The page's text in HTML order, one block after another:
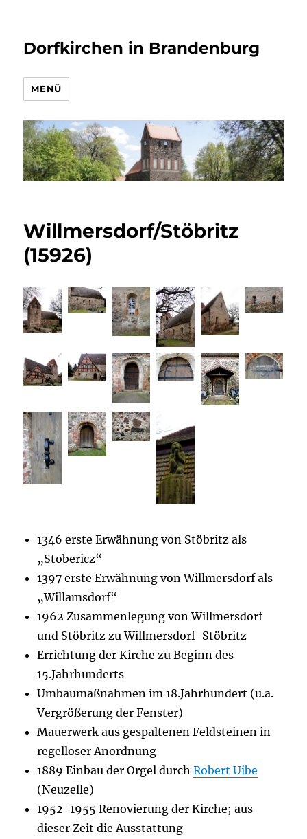
Dorfkirchen in Brandenburg
MENÜ
Willmersdorf/Stöbritz
(15926)
1346 erste Erwähnung von Stöbritz als
„Stobericz“
1397 erste Erwähnung von Willmersdorf als
„Willamsdorf“
1962 Zusammenlegung von Willmersdorf
und Stöbritz zu Willmersdorf-Stöbritz
Errichtung der Kirche zu Beginn des
15.Jahrhunderts
Umbaumaßnahmen im 18.Jahrhundert (u.a.
Vergrößerung der Fenster)
Mauerwerk aus gespaltenen Feldsteinen in
regelloser Anordnung
1889 Einbau der Orgel durchRobert Uibe
(Neuzelle)
1952-1955 Renovierung der Kirche; aus
dieser Zeit die Ausstattung